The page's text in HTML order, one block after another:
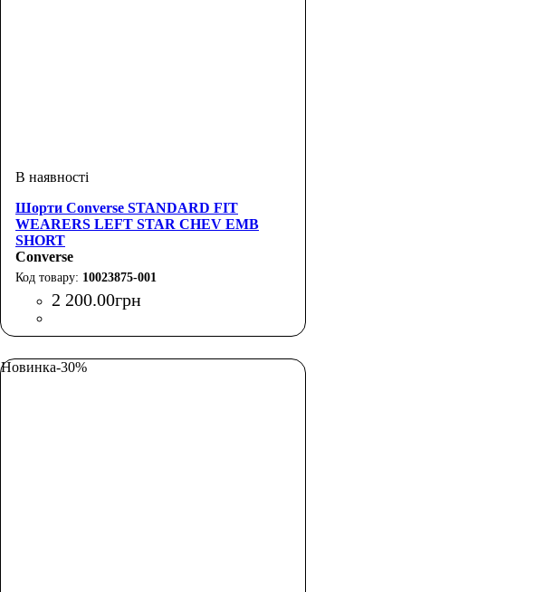
Шорти Converse STANDARD FIT
WEARERS LEFT STAR CHEV EMB
SHORT
Converse
10023875-001
2 200.00грн
Новинка-30%